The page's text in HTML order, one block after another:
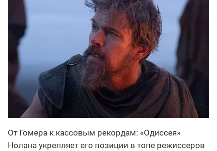
От Гомера к кассовым рекордам: «Одиссея»
Нолана укрепляет его позиции в топе режиссеров